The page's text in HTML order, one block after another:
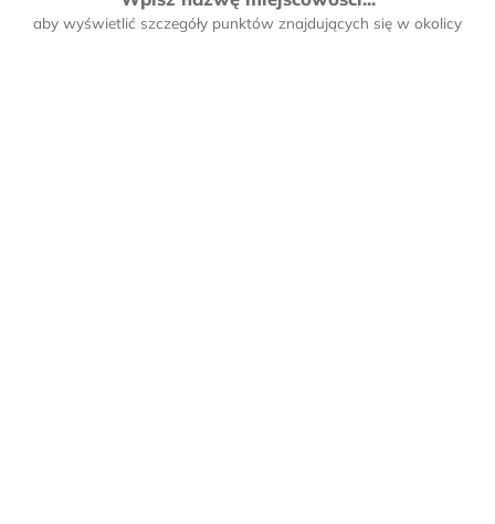
aby wyświetlić szczegóły punktów znajdujących się w okolicy